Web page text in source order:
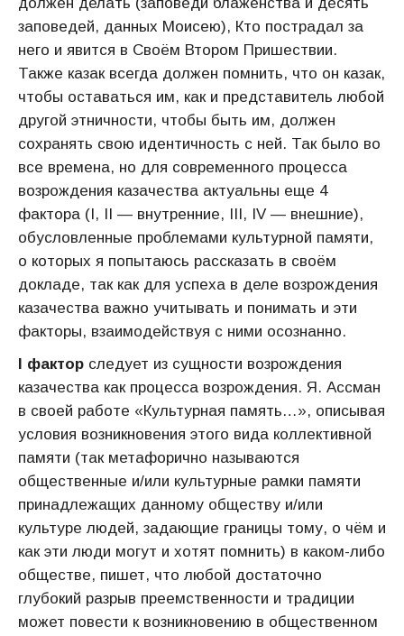
заповедей, данных Моисею), Кто пострадал за
него и явится в Своём Втором Пришествии.
Также казак всегда должен помнить, что он казак,
чтобы оставаться им, как и представитель любой
другой этничности, чтобы быть им, должен
сохранять свою идентичность с ней. Так было во
все времена, но для современного процесса
возрождения казачества актуальны еще 4
фактора (I, II — внутренние, III, IV — внешние),
обусловленные проблемами культурной памяти,
о которых я попытаюсь рассказать в своём
докладе, так как для успеха в деле возрождения
казачества важно учитывать и понимать и эти
факторы, взаимодействуя с ними осознанно.
I фактор следует из сущности возрождения
казачества как процесса возрождения. Я. Ассман
в своей работе «Культурная память…», описывая
условия возникновения этого вида коллективной
памяти (так метафорично называются
общественные и/или культурные рамки памяти
принадлежащих данному обществу и/или
культуре людей, задающие границы тому, о чём и
как эти люди могут и хотят помнить) в каком-либо
обществе, пишет, что любой достаточно
глубокий разрыв преемственности и традиции
может повести к возникновению в общественном